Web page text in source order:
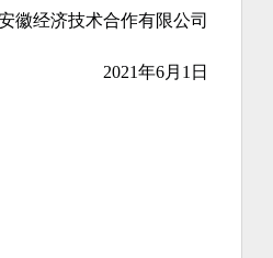
徽经济技术合作有限公司
2021年6月1日